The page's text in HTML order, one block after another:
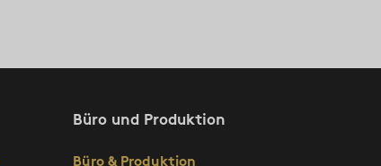
Büro und Produktion
Büro & Produktion